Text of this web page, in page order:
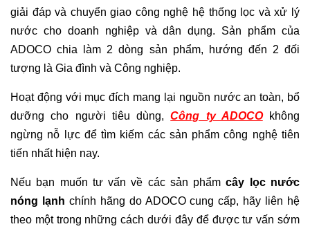
giải đáp và chuyển giao công nghệ hệ thống lọc và xử lý
nước cho doanh nghiệp và dân dụng. Sản phẩm của
ADOCO chia làm 2 dòng sản phẩm, hướng đến 2 đối
tượng là Gia đình và Công nghiệp.
Hoạt động với mục đích mang lại nguồn nước an toàn, bổ
dưỡng cho người tiêu dùng,Công ty ADOCOkhông
ngừng nỗ lực để tìm kiếm các sản phẩm công nghệ tiên
tiến nhất hiện nay.
Nếu bạn muốn tư vấn về các sản phẩmcây lọc nước
nóng lạnh chính hãng do ADOCO cung cấp, hãy liên hệ
theo một trong những cách dưới đây để được tư vấn sớm